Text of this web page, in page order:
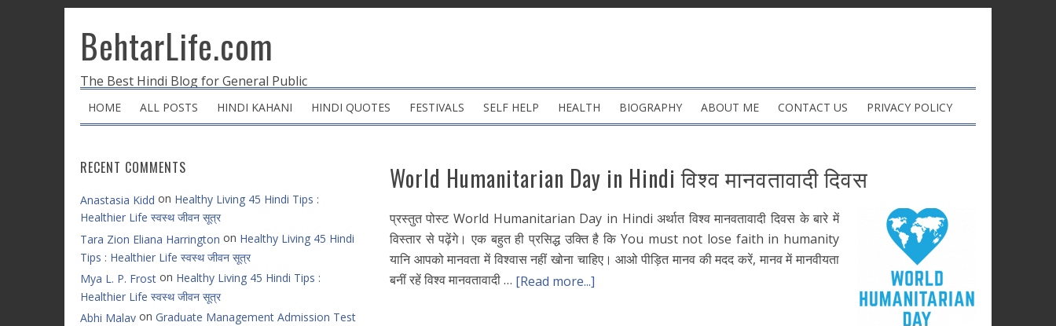
BehtarLife.com
The Best Hindi Blog for General Public
HOME ALL POSTS HINDI KAHANI HINDI QUOTES FESTIVALS SELF HELP HEALTH BIOGRAPHY ABOUT ME CONTACT US PRIVACY POLICY
World Humanitarian Day in Hindi विश्व मानवतावादी दिवस
प्रस्तुत पोस्ट World Humanitarian Day in Hindi अर्थात विश्व मानवतावादी दिवस के बारे में
विस्तार से पढ़ेंगे। एक बहुत ही प्रसिद्ध उक्ति है कि You must not lose faith in humanity
यानि आपको मानवता में विश्वास नहीं खोना चाहिए। आओ पीड़ित मानव की मदद करें, मानव में मानवीयता
बनीं रहें विश्व मानवतावादी … [Read more...]
RECENT COMMENTS
Anastasia Kidd on Healthy Living 45 Hindi Tips :
Healthier Life स्वस्थ जीवन सूत्र
Tara Zion Eliana Harrington on Healthy Living 45 Hindi
Tips : Healthier Life स्वस्थ जीवन सूत्र
Mya L. P. Frost on Healthy Living 45 Hindi Tips :
Healthier Life स्वस्थ जीवन सूत्र
Abhi Malav on Graduate Management Admission Test